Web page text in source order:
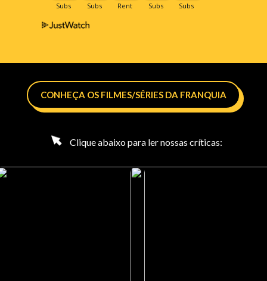
CONHEÇA OS FILMES/SÉRIES DA FRANQUIA
Clique abaixo para ler nossas críticas: